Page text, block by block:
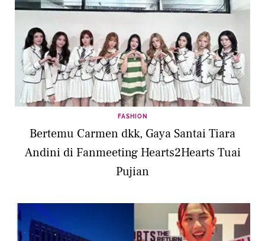
FASHION
Bertemu Carmen dkk, Gaya Santai Tiara
Andini di Fanmeeting Hearts2Hearts Tuai
Pujian